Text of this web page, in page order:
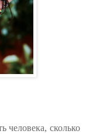
человека, сколько